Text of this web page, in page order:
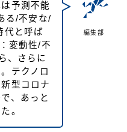
編集部
予測不能
る/不安な/
代と呼ば
変動性/不
、さらに
テクノロ
型コロナ
、あっと
。